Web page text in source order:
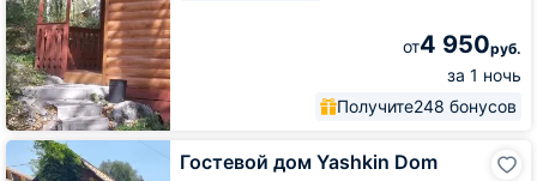
от4 950руб.
за 1 ночь
Получите248 бонусов
Гостевой дом Yashkin Dom
Гостевой
дом